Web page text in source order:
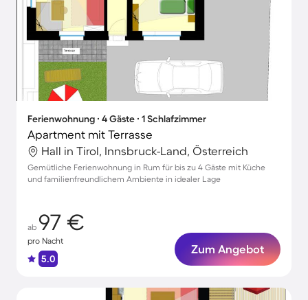
Ferienwohnung ∙ 4 Gäste ∙ 1 Schlafzimmer
Apartment mit Terrasse
Hall in Tirol, Innsbruck-Land, Österreich
Gemütliche Ferienwohnung in Rum für bis zu 4 Gäste mit Küche
und familienfreundlichem Ambiente in idealer Lage
ab 97 €
pro Nacht
5.0
Zum Angebot